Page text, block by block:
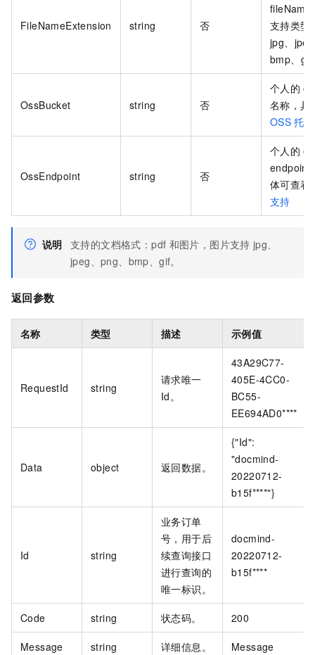
FileNameExtension string 否
fileName
支持类型
jpg、
bmp、gif
OssBucket string 否
个人的
名称，具
OSS 托
OssEndpoint string 否
个人的
endpoint
体可查看
支持
说明 支持的文档格式：pdf 和图片，图片支持 jpg、
jpeg、png、bmp、gif。
返回参数
名称 类型 描述 示例值
RequestId string
请求唯一
Id。
43A29C77-
405E-4CC0-
BC55-
EE694AD0****
Data object 返回数据。
{"Id":
"docmind-
20220712-
b15f****"}
Id string
业务订单
号，用于后
续查询接口
进行查询的
唯一标识。
docmind-
20220712-
b15f****
Code string 状态码。 200
Message string 详细信息。 Message